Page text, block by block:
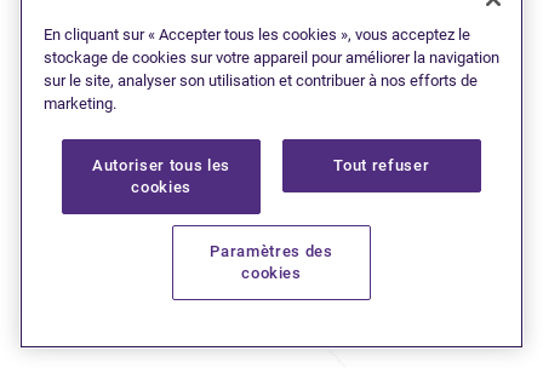
Veuillez composer le1 (807)
rendez-vous disponibles.
Laissez une critique sur Google
En cliquant sur « Accepter tous les cookies », vous acceptez le
stockage de cookies sur votre appareil pour améliorer la navigation
sur le site, analyser son utilisation et contribuer à nos efforts de
marketing.
Autoriser tous les
cookies
Tout refuser
Paramètres des
cookies